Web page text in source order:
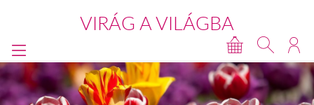
VIRÁG A VILÁGBA